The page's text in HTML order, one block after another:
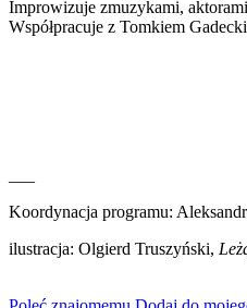
Improwizuje zmuzykami,
Współpracuje z Tomkiem
Koordynacja programu:
ilustracja: Olgierd Truszyński,